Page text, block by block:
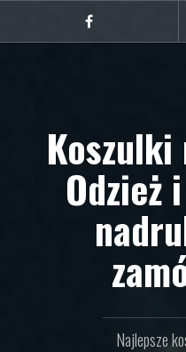
Facebook
Odzież
Najlepsze